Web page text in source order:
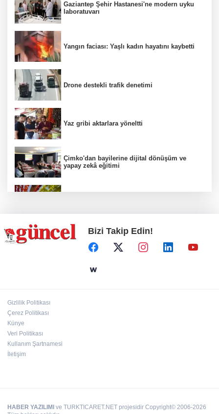
Gaziantep Şehir Hastanesi'ne modern uyku
laboratuvarı
Yangın faciası: Yaşlı kadın hayatını kaybetti
Drone destekli trafik denetimi
Yaz gribi aktarlara yöneltti
Çimko'dan bayilerine dijital dönüşüm ve
yapay zekâ eğitimi
Hamileler denize veya havuza girebilir mi?
Bizi Takip Edin!
Gizlilik Politikası
Çerez Politikası
Künye
Veri Politikası
Kullanım Şartnamesi
İletişim
HABER YAZILIMI ve TURKTICARET.NET projesidir Copyright© 2006-2026